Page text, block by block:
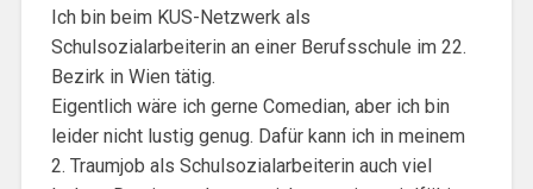
Ich bin beim KUS-Netzwerk als
Schulsozialarbeiterin an einer Berufsschule im 22.
Bezirk in Wien tätig.
Eigentlich wäre ich gerne Comedian, aber ich bin
leider nicht lustig genug. Dafür kann ich in meinem
2. Traumjob als Schulsozialarbeiterin auch viel